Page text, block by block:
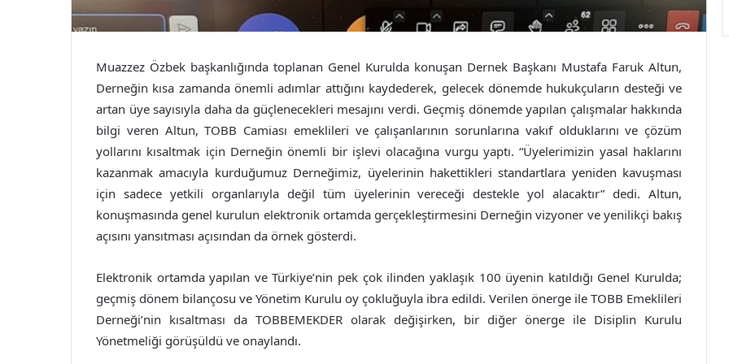
Muazzez Özbek başkanlığında toplanan Genel Kurulda konuşan Dernek Başkanı Mustafa Faruk Altun,
Derneğin kısa zamanda önemli adımlar attığını kaydederek, gelecek dönemde hukukçuların desteği ve
artan üye sayısıyla daha da güçlenecekleri mesajını verdi. Geçmiş dönemde yapılan çalışmalar hakkında
bilgi veren Altun, TOBB Camiası emeklileri ve çalışanlarının sorunlarına vakıf olduklarını ve çözüm
yollarını kısaltmak için Derneğin önemli bir işlevi olacağına vurgu yaptı. “Üyelerimizin yasal haklarını
kazanmak amacıyla kurduğumuz Derneğimiz, üyelerinin hakettikleri standartlara yeniden kavuşması
için sadece yetkili organlarıyla değil tüm üyelerinin vereceği destekle yol alacaktır” dedi. Altun,
konuşmasında genel kurulun elektronik ortamda gerçekleştirmesini Derneğin vizyoner ve yenilikçi bakış
açısını yansıtması açısından da örnek gösterdi.
Elektronik ortamda yapılan ve Türkiye’nin pek çok ilinden yaklaşık 100 üyenin katıldığı Genel Kurulda;
geçmiş dönem bilançosu ve Yönetim Kurulu oy çokluğuyla ibra edildi. Verilen önerge ile TOBB Emeklileri
Derneği’nin kısaltması da TOBBEMEKDER olarak değişirken, bir diğer önerge ile Disiplin Kurulu
Yönetmeliği görüşüldü ve onaylandı.